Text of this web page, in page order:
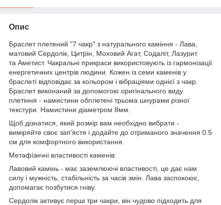
Опис
Браслет плетений "7 чакр" з натурального каміння - Лава,
матовий Сердолік, Цитрін, Моховий Агат, Содаліт, Лазурит
та Аметист. Чакральні прикраси використовують із гармонізації
енергетичних центрів людини. Кожен із семи каменів у
браслеті відповідає за кольором і вібраціями однієї з чакр.
Браслет виконаний за допомогою оригінального виду
плетіння - намистини обплетені трьома шнурами різної
текстури. Намистини діаметром 8мм.
Щоб дізнатися, який розмір вам необхідно вибрати -
виміряйте своє зап'ястя і додайте до отриманого значення 0.5
см для комфортного використання.
Метафізичні властивості каменів:
Лавовий камінь - має заземлюючі властивості, це дає нам
силу і мужність, стабільність за часів змін. Лава заспокоює,
допомагає позбутися гніву.
Сердолік активує перші три чакри, він чудово підходить для